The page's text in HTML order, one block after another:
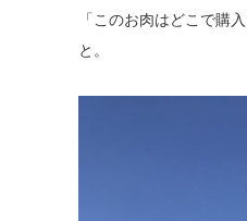
「このお肉はどこで購
と。